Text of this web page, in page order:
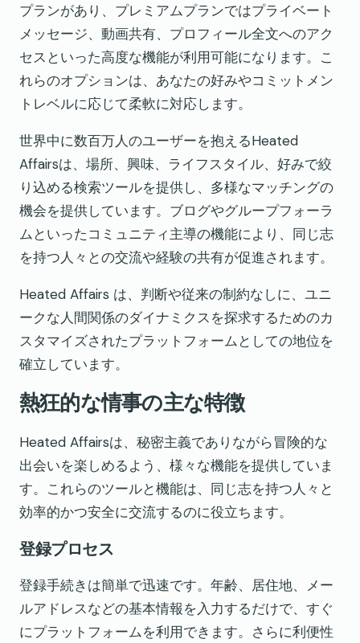
プランがあり、プレミアムプランではプライベート
メッセージ、動画共有、プロフィール全文へのアク
セスといった高度な機能が利用可能になります。こ
れらのオプションは、あなたの好みやコミットメン
トレベルに応じて柔軟に対応します。
世界中に数百万人のユーザーを抱えるHeated
Affairsは、場所、興味、ライフスタイル、好みで絞
り込める検索ツールを提供し、多様なマッチングの
機会を提供しています。ブログやグループフォーラ
ムといったコミュニティ主導の機能により、同じ志
を持つ人々との交流や経験の共有が促進されます。
Heated Affairs は、判断や従来の制約なしに、ユニ
ークな人間関係のダイナミクスを探求するためのカ
スタマイズされたプラットフォームとしての地位を
確立しています。
熱狂的な情事の主な特徴
Heated Affairsは、秘密主義でありながら冒険的な
出会いを楽しめるよう、様々な機能を提供していま
す。これらのツールと機能は、同じ志を持つ人々と
効率的かつ安全に交流するのに役立ちます。
登録プロセス
登録手続きは簡単で迅速です。年齢、居住地、メー
ルアドレスなどの基本情報を入力するだけで、すぐ
にプラットフォームを利用できます。さらに利便性